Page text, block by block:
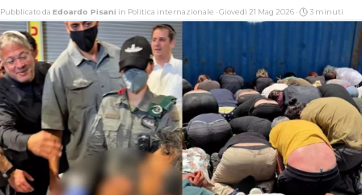
Pubblicato da Edoardo Pisani in Politica internazionale · Giovedì 21 Mag 2026 · 3 minuti